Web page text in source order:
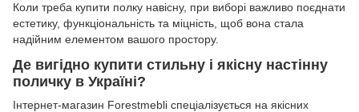
Коли треба купити полку навісну, при виборі важливо поєднати
естетику, функціональність та міцність, щоб вона стала
надійним елементом вашого простору.
Де вигідно купити стильну і якісну настінну
поличку в Україні?
Інтернет-магазин Forestmebli спеціалізується на якісних